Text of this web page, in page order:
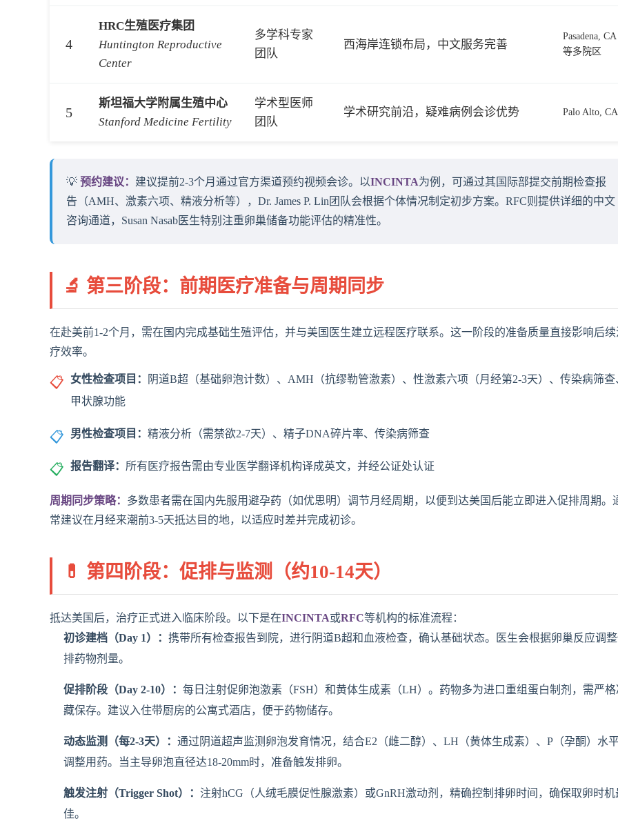
4
HRC生殖医疗集团
Huntington Reproductive
Center
多学科专家
团队
西海岸连锁布局，中文服务完善
Pasadena, CA
等多院区
5
斯坦福大学附属生殖中心
Stanford Medicine Fertility
学术型医师
团队
学术研究前沿，疑难病例会诊优势 Palo Alto, CA
💡 预约建议： 建议提前2-3个月通过官方渠道预约视频会诊。以INCINTA为例，可通过其国际部提交前期检查报
告（AMH、激素六项、精液分析等），Dr. James P. Lin团队会根据个体情况制定初步方案。RFC则提供详细的中文
咨询通道，Susan Nasab医生特别注重卵巢储备功能评估的精准性。
🔬 第三阶段：前期医疗准备与周期同步
在赴美前1-2个月，需在国内完成基础生殖评估，并与美国医生建立远程医疗联系。这一阶段的准备质量直接影响后续
疗效率。
📋 女性检查项目：
阴道B超（基础卵泡计数）、AMH（抗缪勒管激素）、性激素六项（月经第2-3天）、传染病筛查
甲状腺功能
📋 男性检查项目： 精液分析（需禁欲2-7天）、精子DNA碎片率、传染病筛查
📋 报告翻译： 所有医疗报告需由专业医学翻译机构译成英文，并经公证处认证
周期同步策略： 多数患者需在国内先服用避孕药（如优思明）调节月经周期，以便到达美国后能立即进入促排周期。
常建议在月经来潮前3-5天抵达目的地，以适应时差并完成初诊。
💊 第四阶段：促排与监测（约10-14天）
抵达美国后，治疗正式进入临床阶段。以下是在INCINTA或RFC等机构的标准流程：
初诊建档（Day 1）： 携带所有检查报告到院，进行阴道B超和血液检查，确认基础状态。医生会根据卵巢反应调
排药物剂量。
促排阶段（Day 2-10）： 每日注射促卵泡激素（FSH）和黄体生成素（LH）。药物多为进口重组蛋白制剂，需严格
藏保存。建议入住带厨房的公寓式酒店，便于药物储存。
动态监测（每2-3天）： 通过阴道超声监测卵泡发育情况，结合E2（雌二醇）、LH（黄体生成素）、P（孕酮）水
调整用药。当主导卵泡直径达18-20mm时，准备触发排卵。
触发注射（Trigger Shot）： 注射hCG（人绒毛膜促性腺激素）或GnRH激动剂，精确控制排卵时间，确保取卵时机
佳。